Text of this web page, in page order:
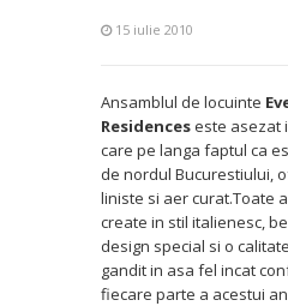
15 iulie 2010
Ansamblul de locuinte
Residenceseste asezat
care pe langa faptul ca
de nordul Bucurestiului,
liniste si aer curat.Toate
create in stil italienesc,
design special si o
gandit in asa fel incat
fiecare parte a acestui